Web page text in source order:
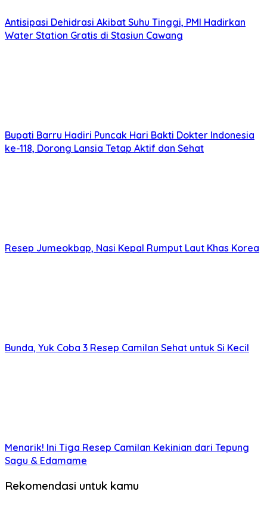
Antisipasi Dehidrasi Akibat Suhu Tinggi, PMI Hadirkan
Water Station Gratis di Stasiun Cawang
Bupati Barru Hadiri Puncak Hari Bakti Dokter Indonesia
ke-118, Dorong Lansia Tetap Aktif dan Sehat
Resep Jumeokbap, Nasi Kepal Rumput Laut Khas Korea
Bunda, Yuk Coba 3 Resep Camilan Sehat untuk Si Kecil
Menarik! Ini Tiga Resep Camilan Kekinian dari Tepung
Sagu & Edamame
Rekomendasi untuk kamu